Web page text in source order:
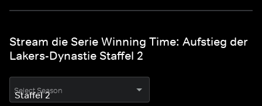
Stream die Serie Winning Time: Aufstieg der
Lakers-Dynastie Staffel 2
Select Season